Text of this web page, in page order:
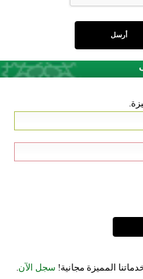
المميزة مجانية! سجل الآن